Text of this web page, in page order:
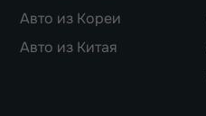
Авто из Кореи
Авто из Китая